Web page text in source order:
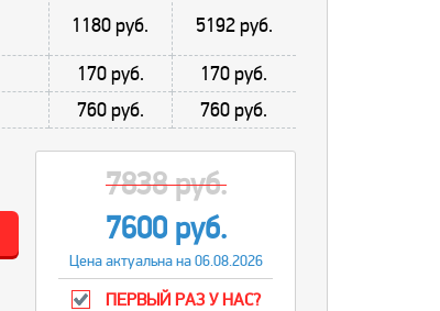
1180 руб. 5192 руб.
170 руб. 170 руб.
760 руб. 760 руб.
7838 руб.
7600 руб.
Цена актуальна на 06.08.2026
ПЕРВЫЙ РАЗ У НАС?